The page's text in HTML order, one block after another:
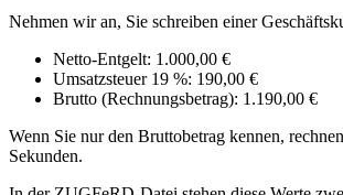
Nehmen wir an, Sie schreiben einer
Netto-Entgelt: 1.000,00 €
Umsatzsteuer 19 %: 190,00 €
Brutto (Rechnungsbetrag): 1.190,00 €
Wenn Sie nur den Bruttobetrag kennen,
Sekunden.